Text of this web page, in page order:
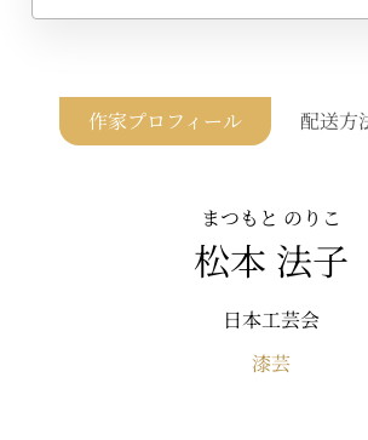
作家プロフィール 配送方
まつもと のりこ
松本 法子
日本工芸会
漆芸